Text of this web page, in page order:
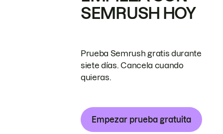
SEMRUSH HOY
Prueba Semrush gratis durante
siete días. Cancela cuando
quieras.
Empezar prueba gratuita